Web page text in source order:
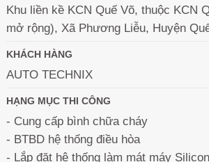
Khu liền kề KCN Quế Võ, thuộc KCN
mở rộng), Xã Phương Liễu, Huyện
KHÁCH HÀNG
AUTO TECHNIX
HẠNG MỤC THI CÔNG
- Cung cấp bình chữa cháy
- BTBD hệ thống điều hòa
- Lắp đặt hệ thống làm mát máy Silicon